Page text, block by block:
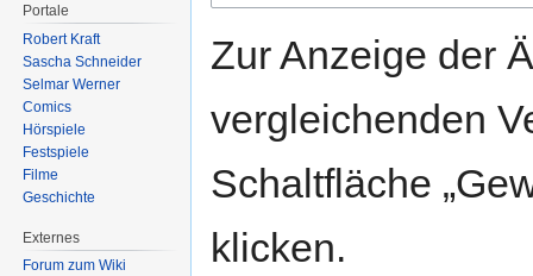
Zur Anzeige der
vergleichenden
Schaltfläche
klicken.
Portale
Robert Kraft
Sascha Schneider
Selmar Werner
Comics
Hörspiele
Festspiele
Filme
Geschichte
Externes
Forum zum Wiki